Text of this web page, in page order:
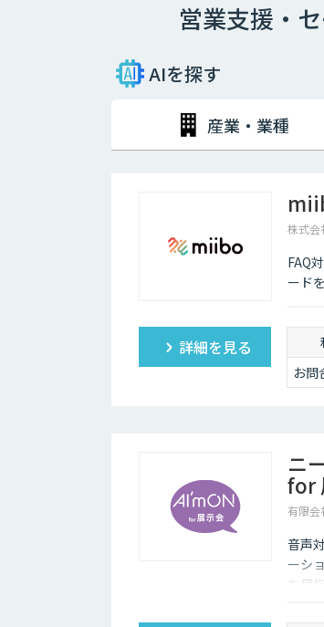
めなくてはなりません。
営業支援ツールはこうした部署間の
営業組織の強化・改善を目的として「
各施策による売上への貢献度や目標達
営業支援・
AIを探す
産業・業種
株式会
FAQ
ード
詳細を見る
お問
ニ
for
有限
音声
ーシ
を目
取得